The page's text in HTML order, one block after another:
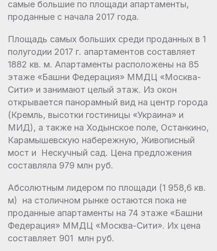
самые большие по площади апартаменты,
проданные с начала 2017 года.
Площадь самых больших среди проданных в 1
полугодии 2017 г. апартаментов составляет
1882 кв. м. Апартаменты расположены на 85
этаже «Башни Федерация» ММДЦ «Москва-
Сити» и занимают целый этаж. Из окон
открывается панорамный вид на центр города
(Кремль, высотки гостиницы «Украина» и
МИД), а также на Ходынское поле, Останкино,
Карамышевскую набережную, Живописный
мост и Нескучный сад. Цена предложения
составляла 979 млн руб.
Абсолютным лидером по площади (1 958,6 кв.
м) на столичном рынке остаются пока не
проданные апартаменты на 74 этаже «Башни
Федерация» ММДЦ «Москва-Сити». Их цена
составляет 901 млн руб.